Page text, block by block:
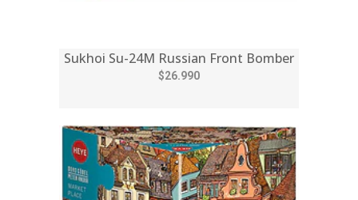
Sukhoi Su-24M Russian Front Bomber
$26.990